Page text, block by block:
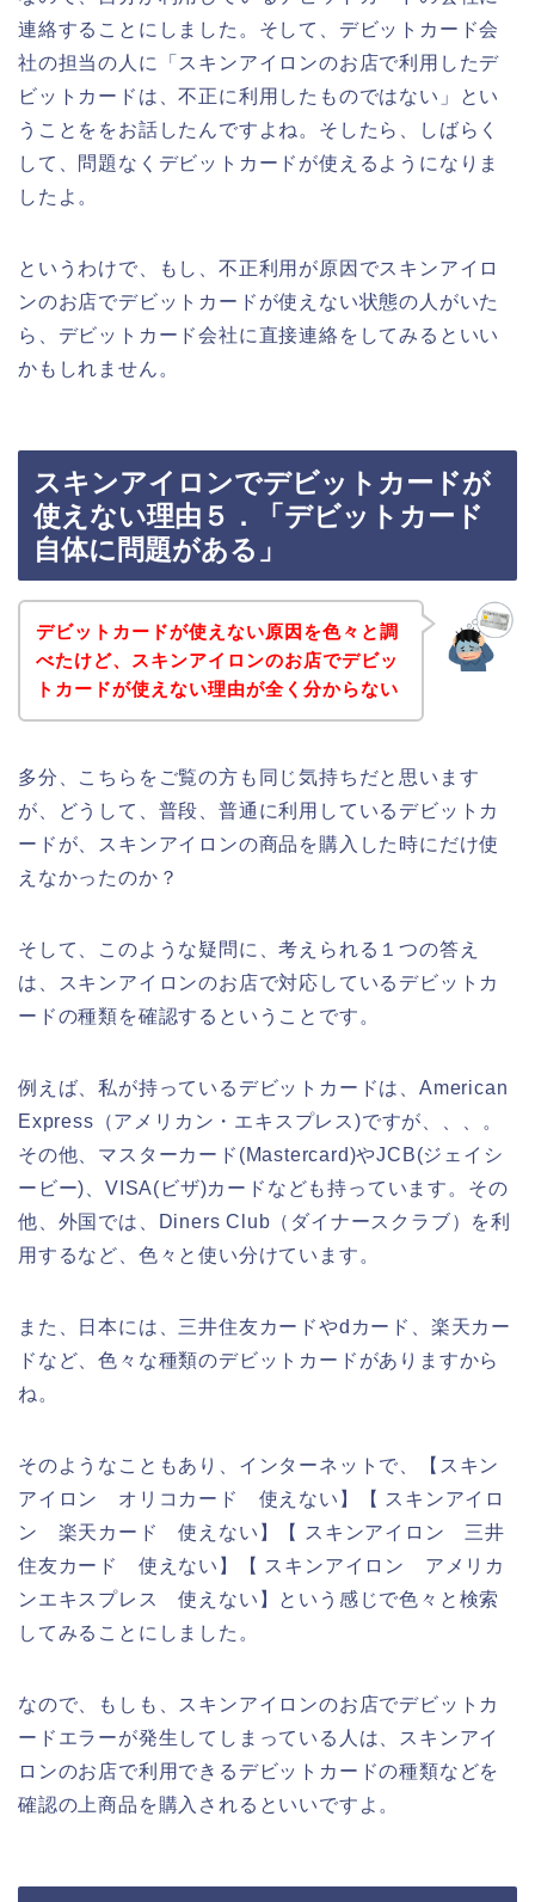
連絡することにしました。そして、デビットカード会
社の担当の人に「スキンアイロンのお店で利用したデ
ビットカードは、不正に利用したものではない」とい
うことををお話したんですよね。そしたら、しばらく
して、問題なくデビットカードが使えるようになりま
したよ。
というわけで、もし、不正利用が原因でスキンアイロ
ンのお店でデビットカードが使えない状態の人がいた
ら、デビットカード会社に直接連絡をしてみるといい
かもしれません。
スキンアイロンでデビットカードが
使えない理由５．「デビットカード
自体に問題がある」
デビットカードが使えない原因を色々と調
べたけど、スキンアイロンのお店でデビッ
トカードが使えない理由が全く分からない
多分、こちらをご覧の方も同じ気持ちだと思います
が、どうして、普段、普通に利用しているデビットカ
ードが、スキンアイロンの商品を購入した時にだけ使
えなかったのか？
そして、このような疑問に、考えられる１つの答え
は、スキンアイロンのお店で対応しているデビットカ
ードの種類を確認するということです。
例えば、私が持っているデビットカードは、American
Express（アメリカン・エキスプレス)ですが、、、。
その他、マスターカード(Mastercard)やJCB(ジェイシ
ービー)、VISA(ビザ)カードなども持っています。その
他、外国では、Diners Club（ダイナースクラブ）を利
用するなど、色々と使い分けています。
また、日本には、三井住友カードやdカード、楽天カー
ドなど、色々な種類のデビットカードがありますから
ね。
そのようなこともあり、インターネットで、【スキン
アイロン オリコカード 使えない】【 スキンアイロ
ン 楽天カード 使えない】【 スキンアイロン 三井
住友カード 使えない】【 スキンアイロン アメリカ
ンエキスプレス 使えない】という感じで色々と検索
してみることにしました。
なので、もしも、スキンアイロンのお店でデビットカ
ードエラーが発生してしまっている人は、スキンアイ
ロンのお店で利用できるデビットカードの種類などを
確認の上商品を購入されるといいですよ。